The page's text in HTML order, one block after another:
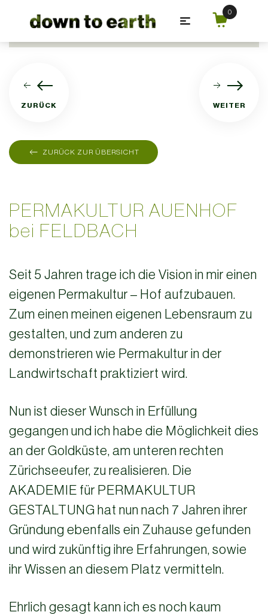
Zum Hauptinhalt springen
ZURÜCK WEITER
ZURÜCK ZUR ÜBERSICHT
SEPTEMBER 3, 2018
PERMAKULTUR AUENHOF
bei FELDBACH
Seit 5 Jahren trage ich die Vision in mir einen
eigenen Permakultur – Hof aufzubauen.
Zum einen meinen eigenen Lebensraum zu
gestalten, und zum anderen zu
demonstrieren wie Permakultur in der
Landwirtschaft praktiziert wird.
Nun ist dieser Wunsch in Erfüllung
gegangen und ich habe die Möglichkeit dies
an der Goldküste, am unteren rechten
Zürichseeufer, zu realisieren. Die
AKADEMIE für PERMAKULTUR
GESTALTUNG hat nun nach 7 Jahren ihrer
Gründung ebenfalls ein Zuhause gefunden
und wird zukünftig ihre Erfahrungen, sowie
ihr Wissen an diesem Platz vermitteln.
Ehrlich gesagt kann ich es noch kaum